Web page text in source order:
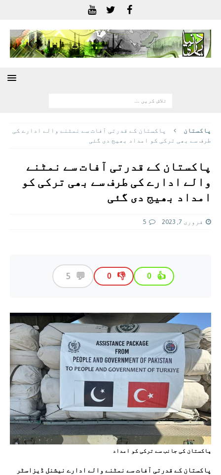
پاکستان
پاکستان کے قدرتی آفات سے نمٹنے والے ادارے کی
طرف سے بھی ترکی کو امداد بھیج دی گئی
پاکستان کے قدرتی آفات سے نمٹنے
والے ادارے کی طرف سے بھی ترکی کو
امداد بھیج دی گئی
فروری 7, 2023 5
👍
0
👎
0
💬
5
پاکستان کی جانب سے ترکی کو امداد
پاکستان کے قدرتی آفات سے نمٹنے والے ادارے نیشنل ڈیزاسٹر